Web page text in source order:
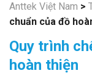
Anttek Việt Nam >
chuẩn của đồ
Quy trình
hoàn thiện